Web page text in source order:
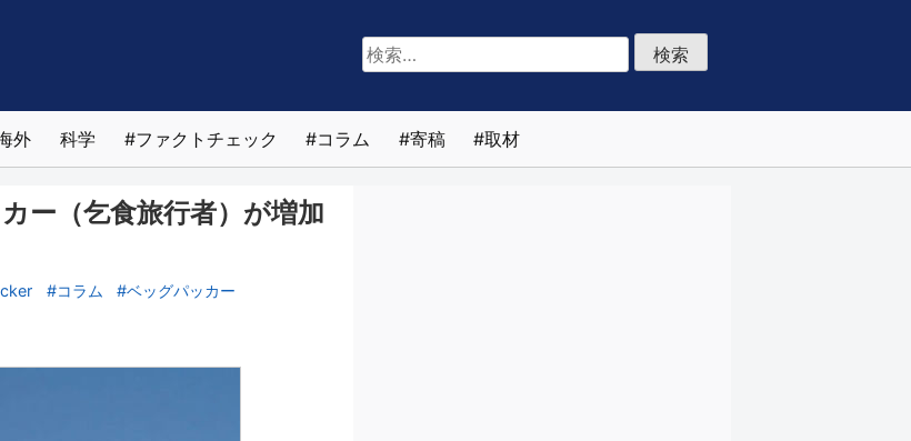
検
索:
外 科学 ファクトチェック コラム 寄稿 取材
ー（乞食旅行者）が増加
コラム ベッグパッカー